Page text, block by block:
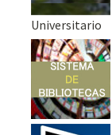
Universitario